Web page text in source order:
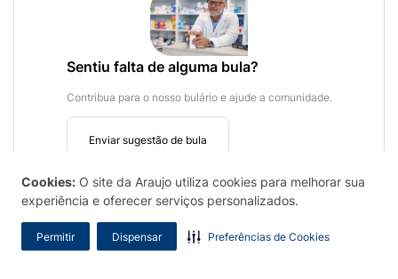
Cookies: O site da Araujo utiliza cookies para melhorar sua
experiência e oferecer serviços personalizados.
Permitir Dispensar Preferências de Cookies
Sentiu falta de alguma bula?
Contribua para o nosso bulário e ajude a comunidade.
Enviar sugestão de bula
A Araujo tem de tudo.